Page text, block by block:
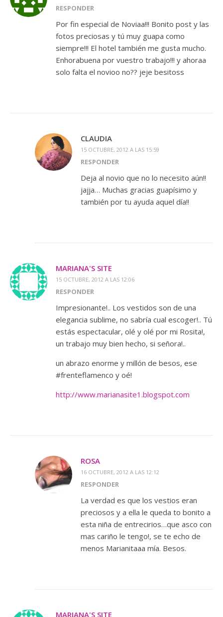
RESPONDER
Por fin especial de Noviaa!!! Bonito post y las
fotos preciosas y tú muy guapa como
siempre!!! El hotel también me gusta mucho.
Enhorabuena por vuestro trabajo!!! y ahoraa
solo falta el novioo no?? jeje besitoss
CLAUDIA
15 OCTUBRE, 2012 A LAS 15:59
RESPONDER
Deja al novio que no lo necesito aún!!
jajja… Muchas gracias guapísimo y
también por tu ayuda aquel día!!
MARIANA'S SITE
15 OCTUBRE, 2012 A LAS 12:06
RESPONDER
Impresionante!.. Los vestidos son de una
elegancia sublime, no sabría cual escoger!.. Tú
estás espectacular, olé y olé por mi Rosita!,
un trabajo muy bien hecho, si señora!..
un abrazo enorme y millón de besos, ese
#frenteflamenco y oé!
http://www.marianasite1.blogspot.com
ROSA
16 OCTUBRE, 2012 A LAS 12:12
RESPONDER
La verdad es que los vestios eran
preciosos y a ella le queda to bonito a
esta niña de entrecirios…que asco con
mas cariño le tengo!, se te echo de
menos Marianitaaa mía. Besos.
MARIANA'S SITE